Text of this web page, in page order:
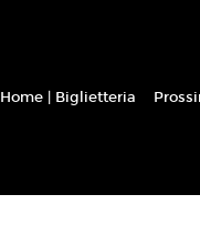
Home | Biglietteria